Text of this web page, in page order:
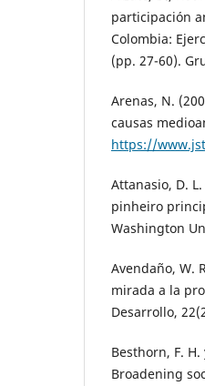
participación
Colombia:
(pp. 27-60).
Arenas, N.
causas
https://
Attanasio, D.
pinheiro
Washington
Avendaño, W.
mirada a la
Desarrollo,
Besthorn, F.
Broadening